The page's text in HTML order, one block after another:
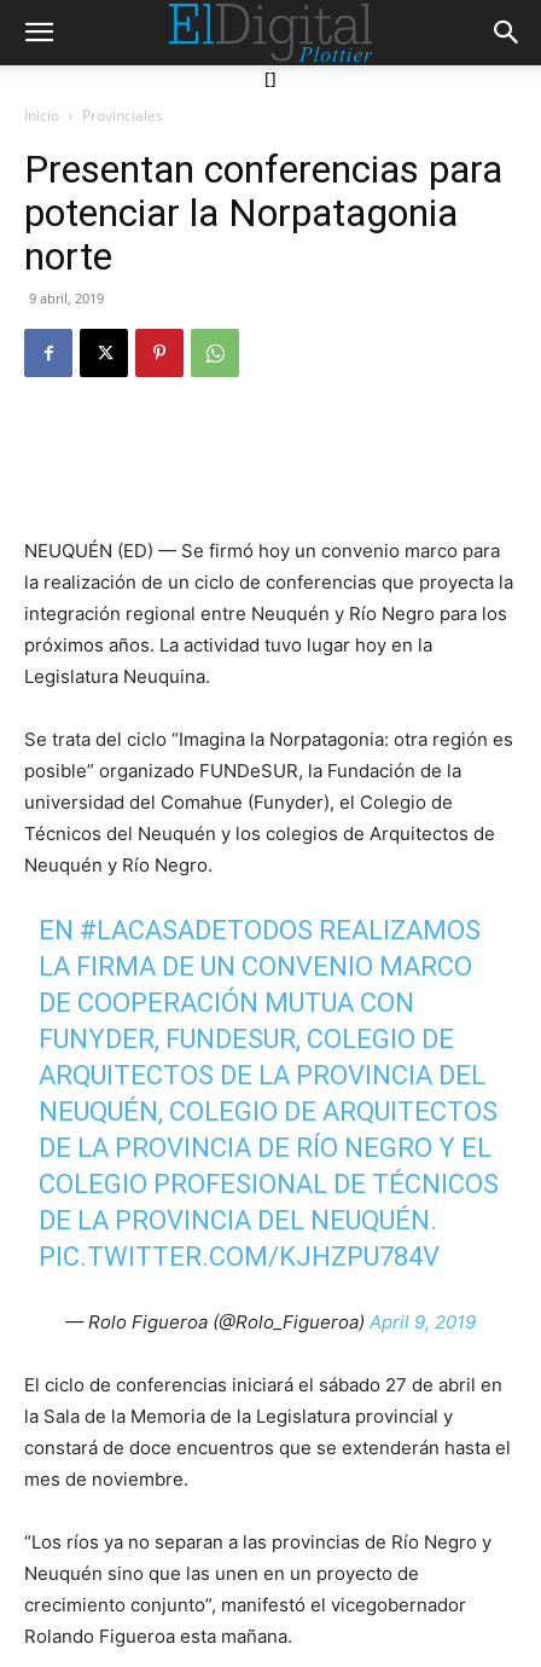
[]
Inicio Provinciales
Presentan conferencias para
potenciar la Norpatagonia
norte
9 abril, 2019
NEUQUÉN (ED) — Se firmó hoy un convenio marco para
la realización de un ciclo de conferencias que proyecta la
integración regional entre Neuquén y Río Negro para los
próximos años. La actividad tuvo lugar hoy en la
Legislatura Neuquina.
Se trata del ciclo “Imagina la Norpatagonia: otra región es
posible” organizado FUNDeSUR, la Fundación de la
universidad del Comahue (Funyder), el Colegio de
Técnicos del Neuquén y los colegios de Arquitectos de
Neuquén y Río Negro.
EN #LACASADETODOS REALIZAMOS
LA FIRMA DE UN CONVENIO MARCO
DE COOPERACIÓN MUTUA CON
FUNYDER, FUNDESUR, COLEGIO DE
ARQUITECTOS DE LA PROVINCIA DEL
NEUQUÉN, COLEGIO DE ARQUITECTOS
DE LA PROVINCIA DE RÍO NEGRO Y EL
COLEGIO PROFESIONAL DE TÉCNICOS
DE LA PROVINCIA DEL NEUQUÉN.
PIC.TWITTER.COM/KJHZPU784V
— Rolo Figueroa (@Rolo_Figueroa) April 9, 2019
El ciclo de conferencias iniciará el sábado 27 de abril en
la Sala de la Memoria de la Legislatura provincial y
constará de doce encuentros que se extenderán hasta el
mes de noviembre.
“Los ríos ya no separan a las provincias de Río Negro y
Neuquén sino que las unen en un proyecto de
crecimiento conjunto”, manifestó el vicegobernador
Rolando Figueroa esta mañana.